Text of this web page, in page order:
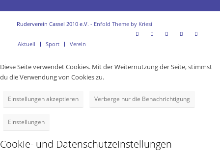
Ruderverein Cassel 2010 e.V. - Enfold Theme by Kriesi
Aktuell Sport Verein
Diese Seite verwendet Cookies. Mit der Weiternutzung der Seite, stimmst
du die Verwendung von Cookies zu.
Einstellungen akzeptieren Verberge nur die Benachrichtigung
Einstellungen
Cookie- und Datenschutzeinstellungen